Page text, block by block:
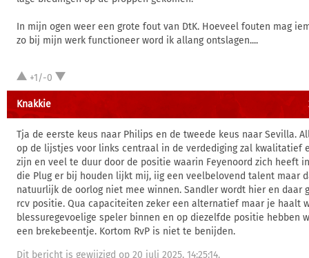
In mijn ogen weer een grote fout van DtK. Hoeveel fouten mag
zo bij mijn werk functioneer word ik allang ontslagen....
+1/-0
Knakkie
Tja de eerste keus naar Philips en de tweede keus naar Sevilla.
op de lijstjes voor links centraal in de verdediging zal kwalitatief
zijn en veel te duur door de positie waarin Feyenoord zich heeft
die Plug er bij houden lijkt mij, iig een veelbelovend talent maar
natuurlijk de oorlog niet mee winnen. Sandler wordt hier en daar
rcv positie. Qua capaciteiten zeker een alternatief maar je haalt
blessuregevoelige speler binnen en op diezelfde positie hebben
een brekebeentje. Kortom RvP is niet te benijden.
Dit bericht is gewijzigd op 20 juli 2025, 14:25:14.